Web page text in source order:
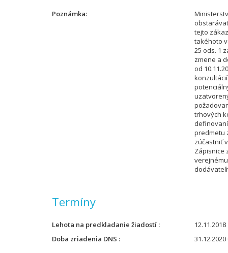
Poznámka
tejto
takéhoto
25 ods. 1
zmene a
od
trhových
predmetu
zúčastniť
Zápisnice
Termíny
Lehota na predkladanie žiadostí
12.11.2018
Doba zriadenia DNS
31.12.2020